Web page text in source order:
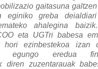
gaitasuna
eginiko greba
ahalegina
eta UGTri babesa
hori ezinbestekoa izan
egungo eredua
diren zuzentarauak